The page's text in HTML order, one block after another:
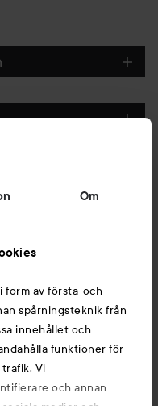
Om
form av första-och
spårningsteknik från
innehållet och
funktioner för
Vi
och annan